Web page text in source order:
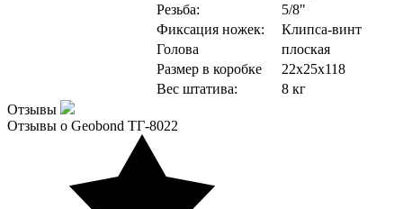
Резьба:
5/8"
Фиксация ножек:
Клипса-винт
Голова
плоская
Размер в коробке
22x25x118
Вес штатива:
8 кг
Отзывы
Отзывы о Geobond ТГ-8022